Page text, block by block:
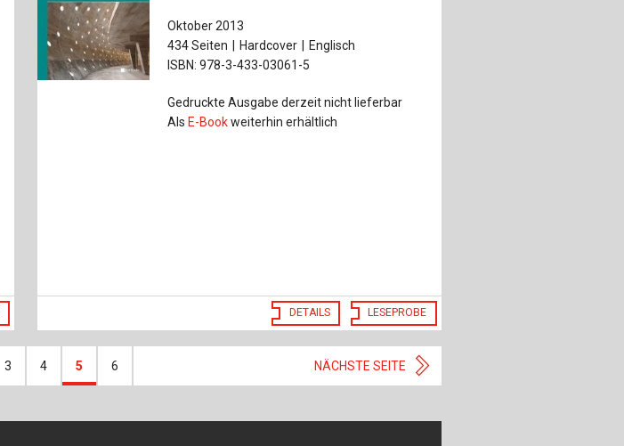
Oktober 2013
434 Seiten
Hardcover
Englisch
ISBN: 978-3-433-03061-5
Gedruckte Ausgabe derzeit nicht lieferbar
AlsE-Bookweiterhin erhältlich
DETAILS LESEPROBE
3 4 5 6 NÄCHSTE SEITE